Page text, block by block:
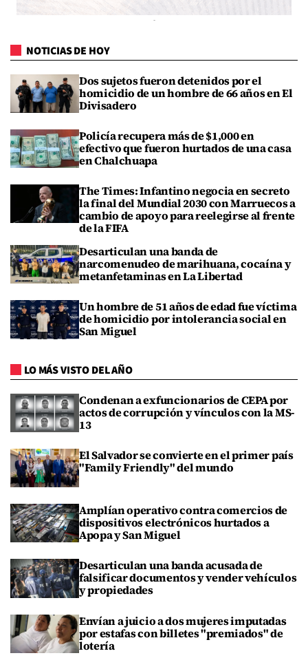
NOTICIAS DE HOY
Dos sujetos fueron detenidos por el
homicidio de un hombre de 66 años en El
Divisadero
Policía recupera más de $1,000 en
efectivo que fueron hurtados de una casa
en Chalchuapa
The Times: Infantino negocia en secreto
la final del Mundial 2030 con Marruecos a
cambio de apoyo para reelegirse al frente
de la FIFA
Desarticulan una banda de
narcomenudeo de marihuana, cocaína y
metanfetaminas en La Libertad
Un hombre de 51 años de edad fue víctima
de homicidio por intolerancia social en
San Miguel
LO MÁS VISTO DEL AÑO
Condenan a exfuncionarios de CEPA por
actos de corrupción y vínculos con la MS-
13
El Salvador se convierte en el primer país
"Family Friendly" del mundo
Amplían operativo contra comercios de
dispositivos electrónicos hurtados a
Apopa y San Miguel
Desarticulan una banda acusada de
falsificar documentos y vender vehículos
y propiedades
Envían a juicio a dos mujeres imputadas
por estafas con billetes "premiados" de
lotería